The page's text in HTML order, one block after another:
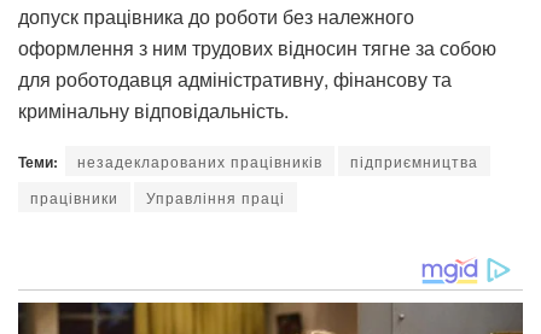
допуск працівника до роботи без належного
оформлення з ним трудових відносин тягне за собою
для роботодавця адміністративну, фінансову та
кримінальну відповідальність.
Теми: незадекларованих працівників
підприємництва
працівники
Управління праці